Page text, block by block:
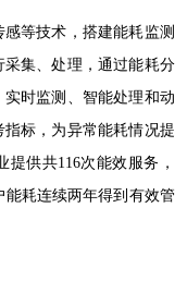
等技术，搭建能耗监测
集、处理，通过能耗分
时监测、智能处理和动
标，为异常能耗情况提
供共116次能效服务，
耗连续两年得到有效管